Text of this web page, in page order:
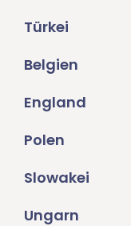
Türkei
Belgien
England
Polen
Slowakei
Ungarn